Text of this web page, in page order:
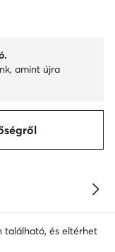
amint újra
található, és eltérhet